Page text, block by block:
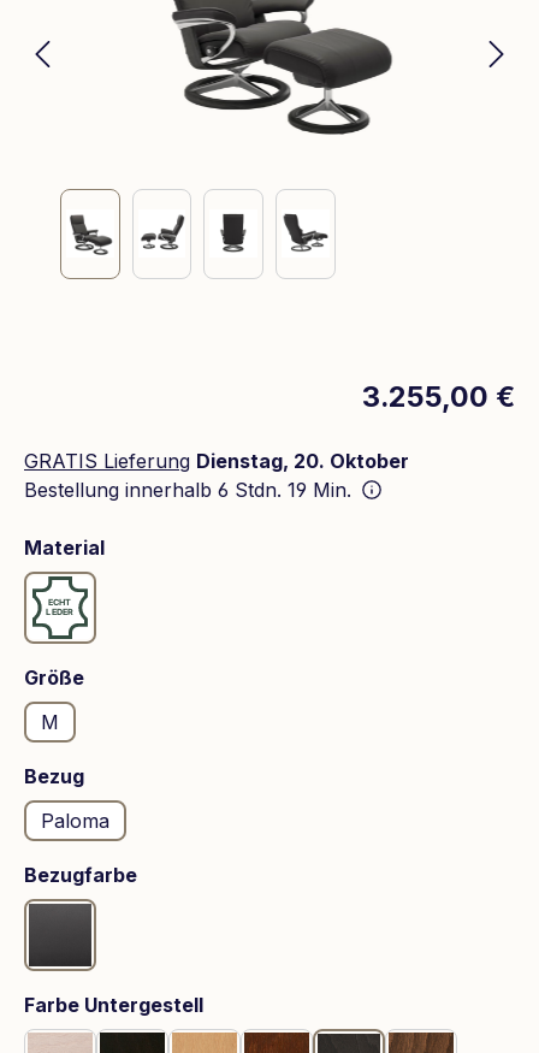
3.255,00 €
GRATIS Lieferung Dienstag, 20. Oktober
Bestellung innerhalb 6 Stdn. 19 Min.
Materialauswählen
Leder
Größeauswählen
M
Bezugauswählen
Paloma
Bezugfarbeauswählen
Farbe Untergestellauswählen